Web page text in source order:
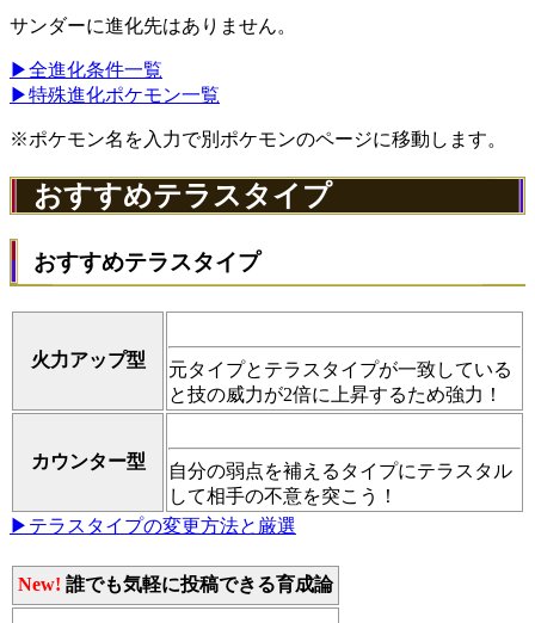
サンダーに進化先はありません。
▶全進化条件一覧
▶特殊進化ポケモン一覧
※ポケモン名を入力で別ポケモンのページに移動します。
おすすめテラスタイプ
おすすめテラスタイプ
火力アップ型
元タイプとテラスタイプが一致している
と技の威力が2倍に上昇するため強力！
カウンター型
自分の弱点を補えるタイプにテラスタル
して相手の不意を突こう！
▶テラスタイプの変更方法と厳選
New! 誰でも気軽に投稿できる育成論